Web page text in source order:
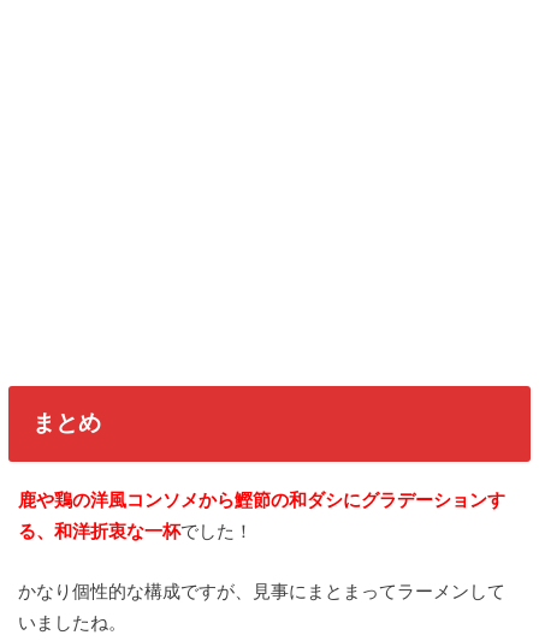
まとめ
鹿や鶏の洋風コンソメから鰹節の和ダシにグラデーションす
る、和洋折衷な一杯でした！
かなり個性的な構成ですが、見事にまとまってラーメンして
いましたね。